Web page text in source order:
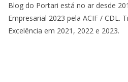
Blog do Portari está no ar desde
Empresarial 2023 pela ACIF / CDL.
Excelência em 2021, 2022 e 2023.